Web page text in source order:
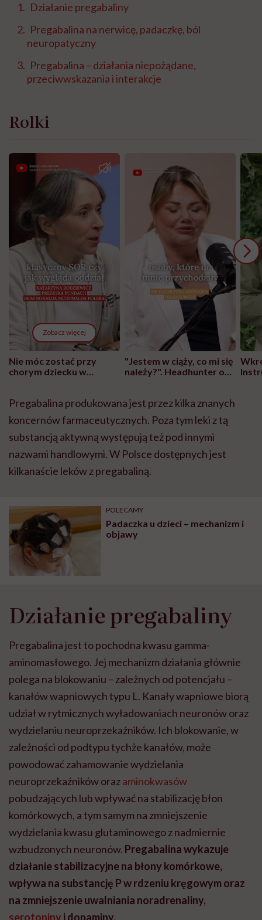
Działanie pregabaliny
Pregabalina na nerwicę, padaczkę, ból
neuropatyczny
Pregabalina – działania niepożądane,
przeciwwskazania i interakcje
Rolki
Zobacz więcej
Nie móc zostać przy
chorym dziecku w
może chyba tylko
głupota i brak
wyobraźni"
"Jestem w ciąży, co mi się
należy?". Headhunter o
pracy
Pregabalina produkowana jest przez kilka znanych
koncernów farmaceutycznych. Poza tym leki z tą
substancją aktywną występują też pod innymi
nazwami handlowymi. W Polsce dostępnych jest
kilkanaście leków z pregabaliną.
POLECAMY
Padaczka u dzieci – mechanizm i
objawy
Działanie pregabaliny
Pregabalina jest to pochodna kwasu gamma-
aminomasłowego. Jej mechanizm działania głównie
polega na blokowaniu – zależnych od potencjału –
kanałów wapniowych typu L. Kanały wapniowe biorą
udział w rytmicznych wyładowaniach neuronów oraz
wydzielaniu neuroprzekaźników. Ich blokowanie, w
zależności od podtypu tychże kanałów, może
powodować zahamowanie wydzielania
neuroprzekaźników orazaminokwasów
pobudzających lub wpływać na stabilizację błon
komórkowych, a tym samym na zmniejszenie
wydzielania kwasu glutaminowego z nadmiernie
wzbudzonych neuronów. Pregabalina wykazuje
działanie stabilizacyjne na błony komórkowe,
wpływa na substancję P w rdzeniu kręgowym oraz
na zmniejszenie uwalniania noradrenaliny,
serotoniny i dopaminy.